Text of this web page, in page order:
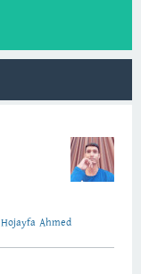
Hojayfa Ahmed